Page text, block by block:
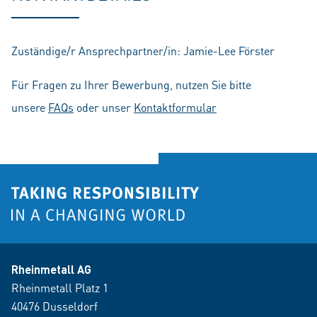
Zuständige/r Ansprechpartner/in: Jamie-Lee Förster
Für Fragen zu Ihrer Bewerbung, nutzen Sie bitte
unsere FAQs oder unser Kontaktformular
Rheinmetall AG
Rheinmetall Platz 1
40476 Dusseldorf